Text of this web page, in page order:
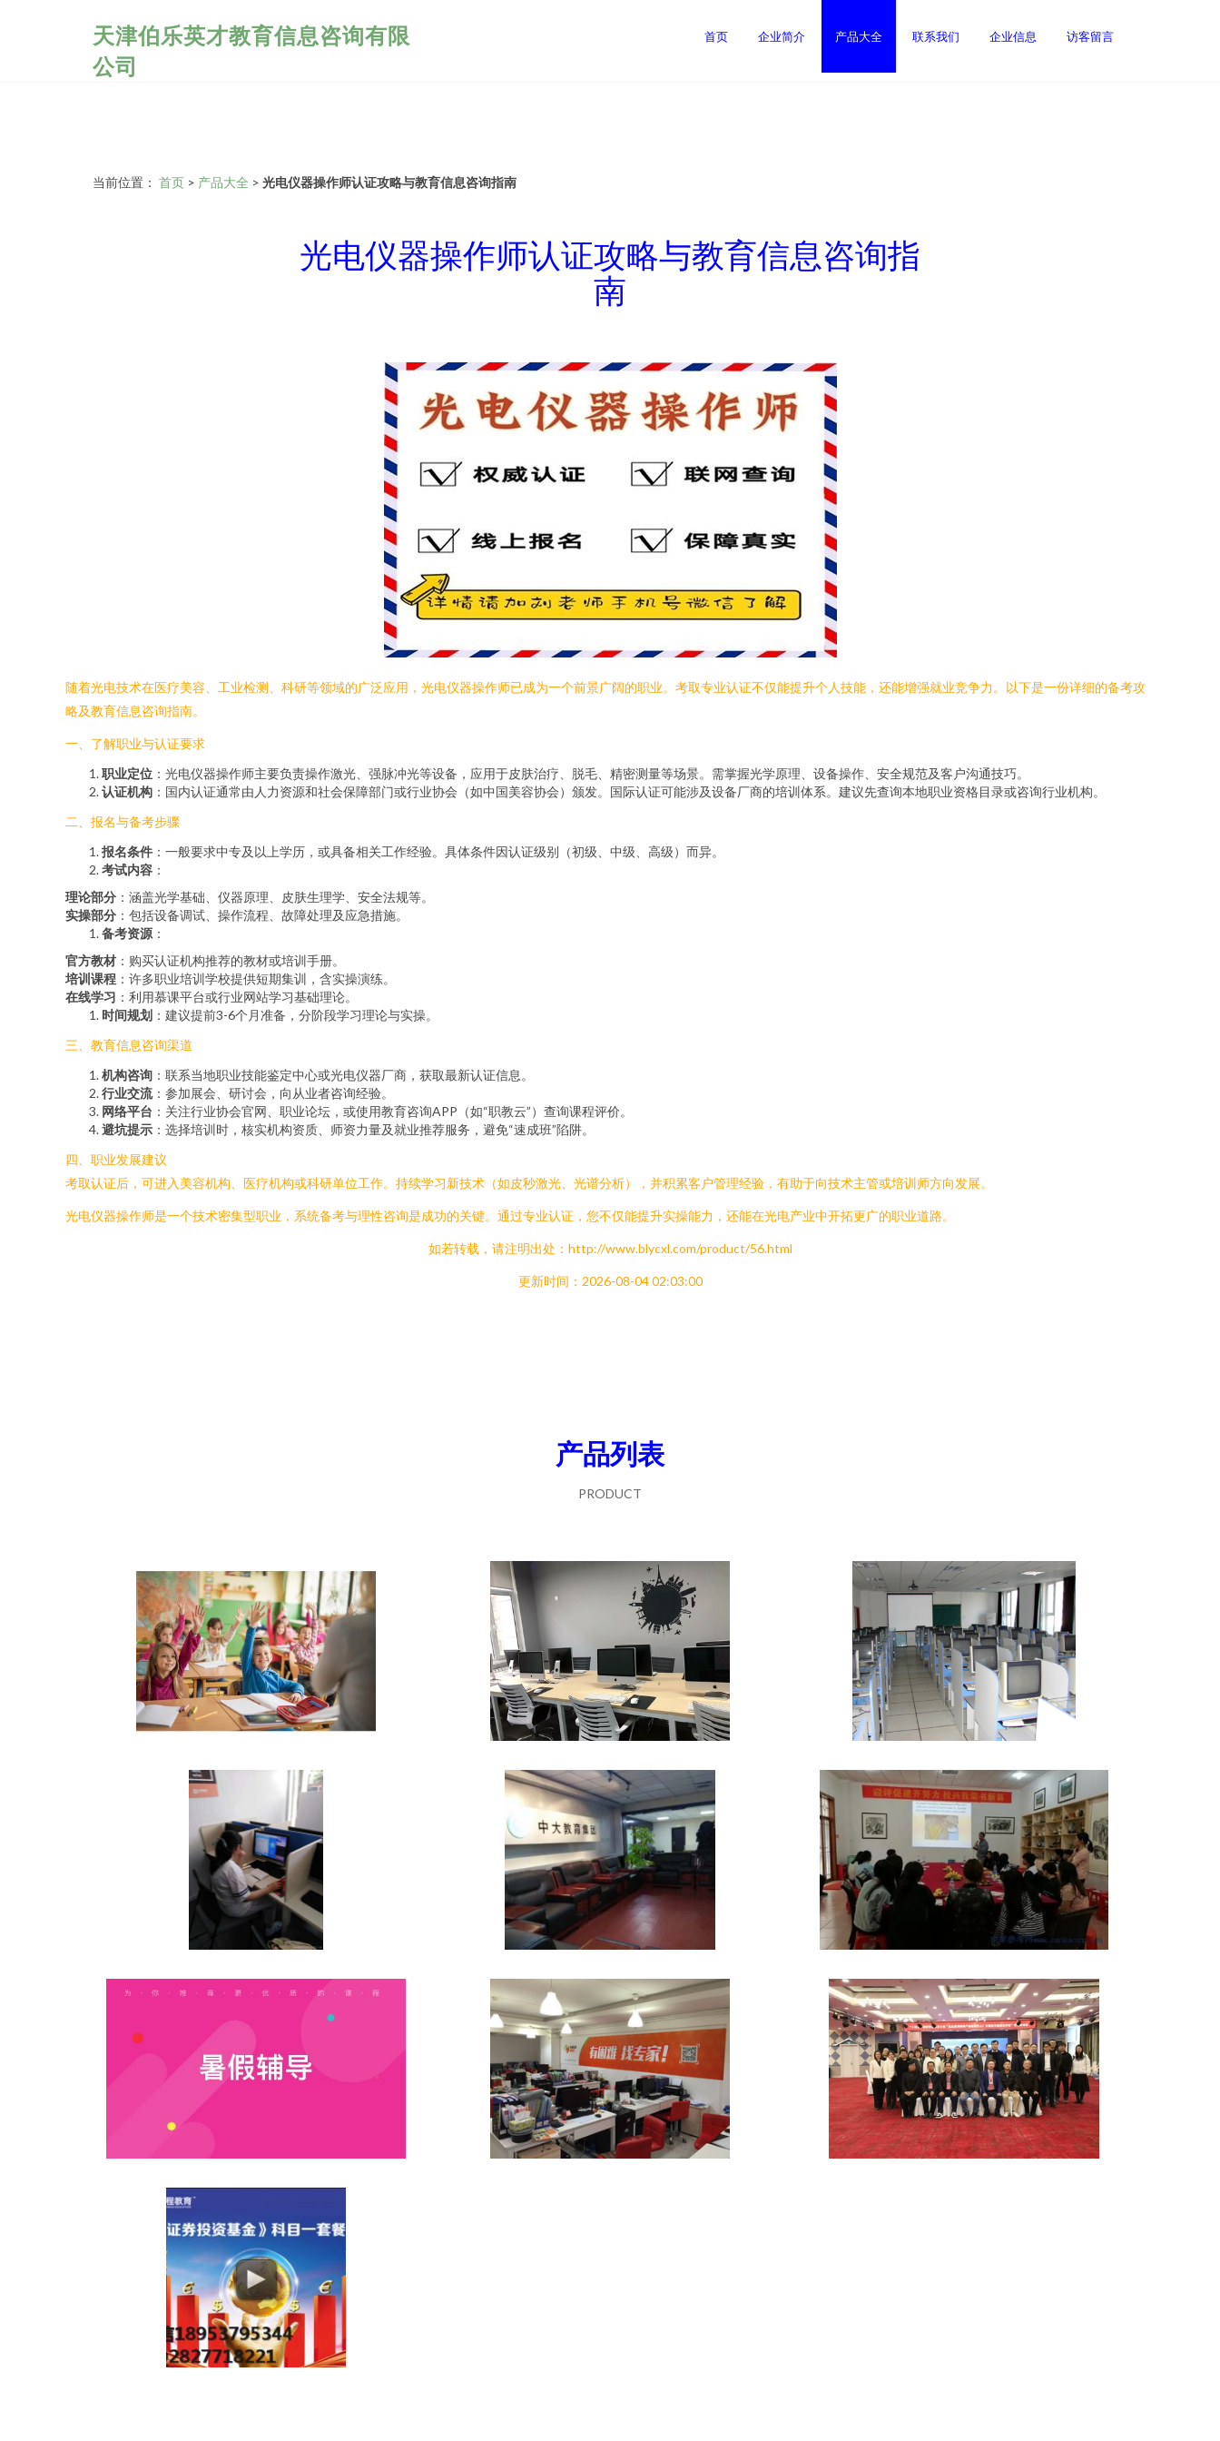
天津伯乐英才教育信息咨询有限
公司
首页 企业简介 产品大全 联系我们 企业信息 访客留言
当前位置： 首页 > 产品大全 > 光电仪器操作师认证攻略与教育信息咨询指南
光电仪器操作师认证攻略与教育信息咨询指
南
随着光电技术在医疗美容、工业检测、科研等领域的广泛应用，光电仪器操作师已成为一个前景广阔的职业。考取专业认证不仅能提升个人技能，还能增强就业竞争力。以下是一份详细的备考攻
略及教育信息咨询指南。
一、了解职业与认证要求
职业定位 ：光电仪器操作师主要负责操作激光、强脉冲光等设备，应用于皮肤治疗、脱毛、精密测量等场景。需掌握光学原理、设备操作、安全规范及客户沟通技巧。
认证机构 ：国内认证通常由人力资源和社会保障部门或行业协会（如中国美容协会）颁发。国际认证可能涉及设备厂商的培训体系。建议先查询本地职业资格目录或咨询行业机构。
二、报名与备考步骤
报名条件 ：一般要求中专及以上学历，或具备相关工作经验。具体条件因认证级别（初级、中级、高级）而异。
考试内容 ：
理论部分 ：涵盖光学基础、仪器原理、皮肤生理学、安全法规等。
实操部分 ：包括设备调试、操作流程、故障处理及应急措施。
备考资源 ：
官方教材 ：购买认证机构推荐的教材或培训手册。
培训课程 ：许多职业培训学校提供短期集训，含实操演练。
在线学习 ：利用慕课平台或行业网站学习基础理论。
时间规划 ：建议提前3-6个月准备，分阶段学习理论与实操。
三、教育信息咨询渠道
机构咨询 ：联系当地职业技能鉴定中心或光电仪器厂商，获取最新认证信息。
行业交流：参加展会、研讨会，向从业者咨询经验。
网络平台 ：关注行业协会官网、职业论坛，或使用教育咨询APP（如“职教云”）查询课程评价。
避坑提示 ：选择培训时，核实机构资质、师资力量及就业推荐服务，避免“速成班”陷阱。
四、职业发展建议
考取认证后，可进入美容机构、医疗机构或科研单位工作。持续学习新技术（如皮秒激光、光谱分析），并积累客户管理经验，有助于向技术主管或培训师方向发展。
光电仪器操作师是一个技术密集型职业，系统备考与理性咨询是成功的关键。通过专业认证，您不仅能提升实操能力，还能在光电产业中开拓更广的职业道路。
如若转载，请注明出处：http://www.blycxl.com/product/56.html
更新时间：2026-08-04 02:03:00
产品列表
PRODUCT